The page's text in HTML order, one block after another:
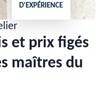
D'EXPÉRIENCE
et prix figés
maîtres du